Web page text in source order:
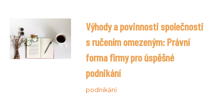
Výhody a povinnosti společnosti
s ručením omezeným: Právní
forma firmy pro úspěšné
podnikání
podnikání